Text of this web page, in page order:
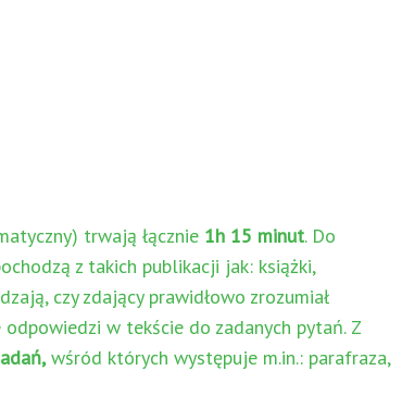
trwają łącznie 1h 15 minut. Do
z takich publikacji jak: książki,
czy zdający prawidłowo zrozumiał
w tekście do zadanych pytań. Z
wśród których występuje m.in.: parafraza,